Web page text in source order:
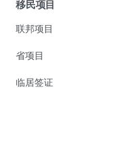
移民项目
联邦项目
省项目
临居签证